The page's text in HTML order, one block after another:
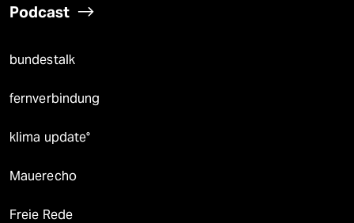
Podcast
bundestalk
fernverbindung
klima update°
Mauerecho
Freie Rede